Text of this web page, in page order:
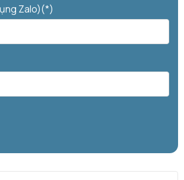
Zalo)(*)